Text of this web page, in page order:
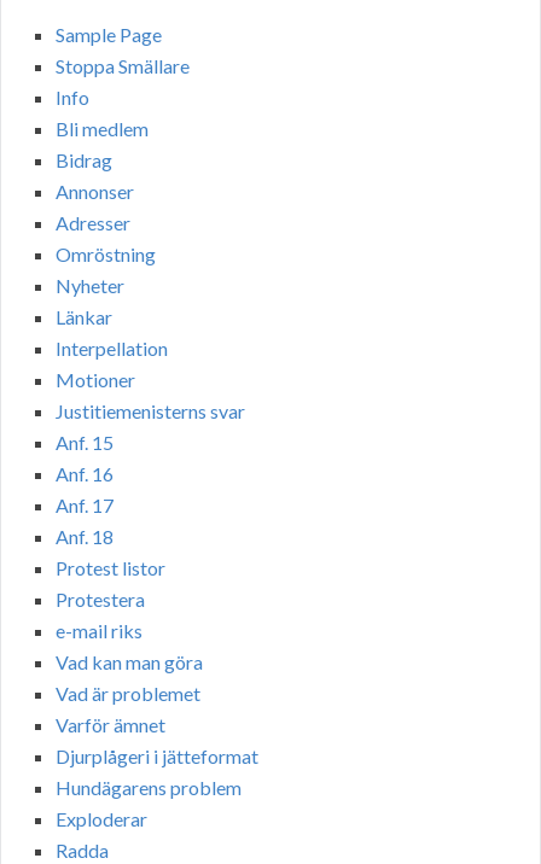
Sample Page
Stoppa Smällare
Info
Bli medlem
Bidrag
Annonser
Adresser
Omröstning
Nyheter
Länkar
Interpellation
Motioner
Justitiemenisterns svar
Anf. 15
Anf. 16
Anf. 17
Anf. 18
Protest listor
Protestera
e-mail riks
Vad kan man göra
Vad är problemet
Varför ämnet
Djurplågeri i jätteformat
Hundägarens problem
Exploderar
Radda